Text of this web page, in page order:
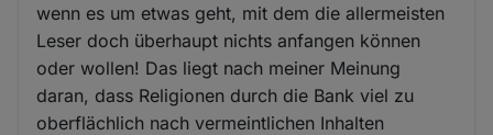
wenn es um etwas geht, mit dem die allermeisten
Leser doch überhaupt nichts anfangen können
oder wollen! Das liegt nach meiner Meinung
daran, dass Religionen durch die Bank viel zu
oberflächlich nach vermeintlichen Inhalten